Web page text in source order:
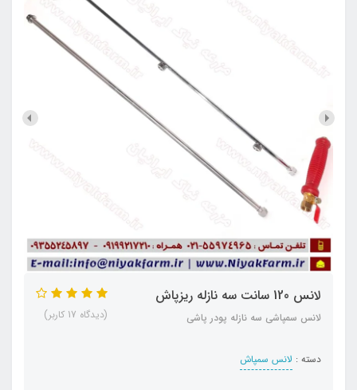
لانس 120 سانت سه نازله ریزپاش
لانس سمپاشی سه نازله پودر پاشی
دسته : لانس سمپاش
(دیدگاه 17 کاربر)